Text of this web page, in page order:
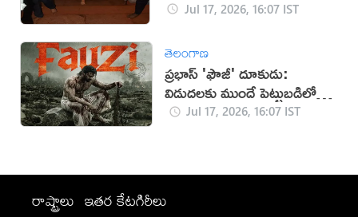
Jul 17, 2026, 16:07 IST
తెలంగాణ
ప్రభాస్ 'ఫౌజీ' దూకుడు:
విడుదలకు ముందే పెట్టుబడిలో
సగం రికవరీ!
Jul 17, 2026, 16:07 IST
రాష్ట్రాలు ఇతర కేటగిరీలు